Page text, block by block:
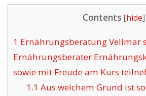
Contents [hide]
1 Ernährungsberatung Vellmar
Ernährungsberater
sowie mit Freude am Kurs
1.1 Aus welchem Grund ist